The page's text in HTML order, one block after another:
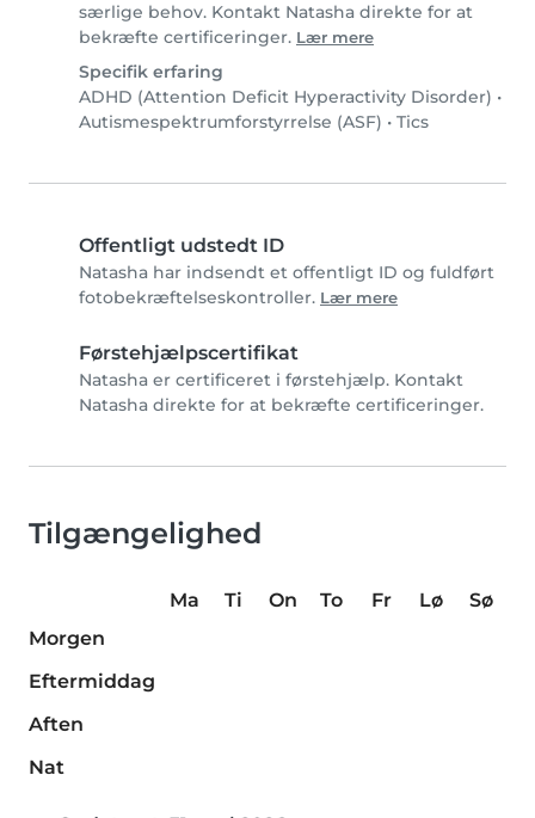
særlige behov. Kontakt Natasha direkte for at
bekræfte certificeringer. Lær mere
Specifik erfaring
ADHD (Attention Deficit Hyperactivity Disorder) •
Autismespektrumforstyrrelse (ASF) • Tics
Offentligt udstedt ID
Natasha har indsendt et offentligt ID og fuldført
fotobekræftelseskontroller. Lær mere
Førstehjælpscertifikat
Natasha er certificeret i førstehjælp. Kontakt
Natasha direkte for at bekræfte certificeringer.
Tilgængelighed
Ma Ti On To Fr Lø
Sø
Morgen
Eftermiddag
Aften
Nat